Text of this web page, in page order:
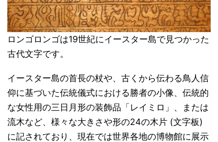
ロンゴロンゴは19世紀にイースター島で見つかった
古代文字です。
イースター島の首長の杖や、古くから伝わる鳥人信
仰に基づいた伝統儀式における勝者の小像、伝統的
な女性用の三日月形の装飾品「レイミロ」、または
流木など、様々な大きさや形の24の木片 (文字板)
に記されており、現在では世界各地の博物館に展示